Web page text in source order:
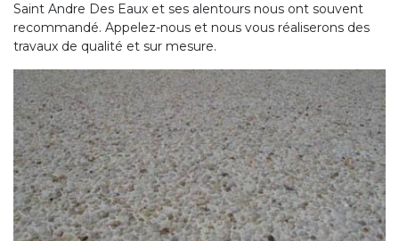
Saint Andre Des Eaux et ses alentours nous ont souvent
recommandé. Appelez-nous et nous vous réaliserons des
travaux de qualité et sur mesure.